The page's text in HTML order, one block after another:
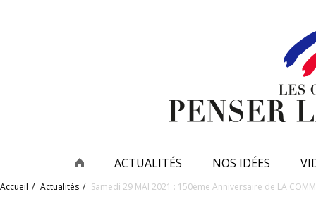
ACTUALITÉS NOS IDÉES
Accueil Actualités Samedi 29 MAI 2021 : 150ème Anniversaire de LA